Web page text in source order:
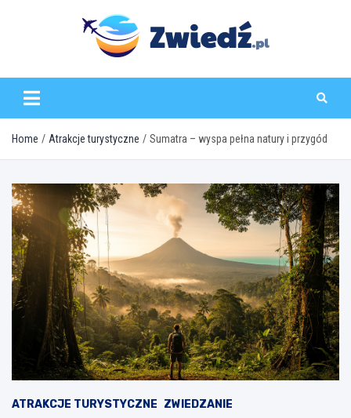
zwiedz.pl
Home Atrakcje turystyczne Sumatra – wyspa pełna natury i przygód
ATRAKCJE TURYSTYCZNE ZWIEDZANIE